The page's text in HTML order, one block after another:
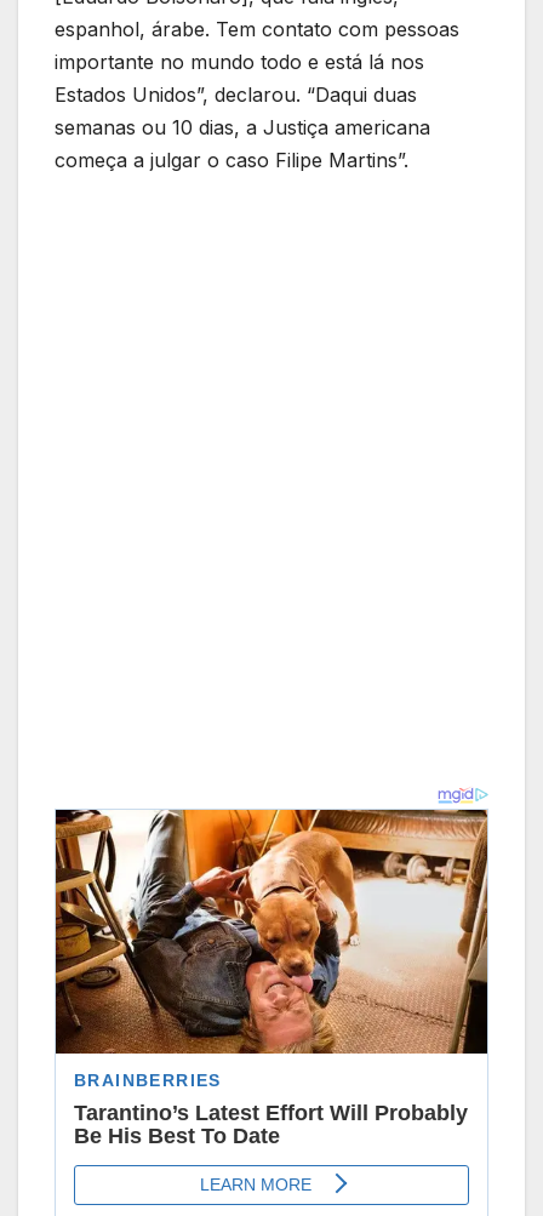
espanhol, árabe. Tem contato com pessoas
importante no mundo todo e está lá nos
Estados Unidos”, declarou. “Daqui duas
semanas ou 10 dias, a Justiça americana
começa a julgar o caso Filipe Martins”.